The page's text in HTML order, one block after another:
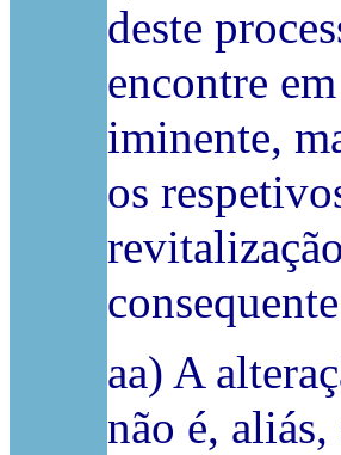
deste
encontre
iminente,
os
aa) A
não é,